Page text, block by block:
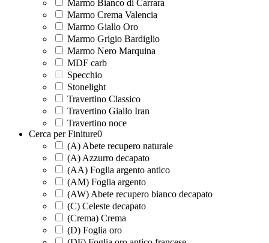
Marmo Bianco di Carrara
Marmo Crema Valencia
Marmo Giallo Oro
Marmo Grigio Bardiglio
Marmo Nero Marquina
MDF carb
Specchio
Stonelight
Travertino Classico
Travertino Giallo Iran
Travertino noce
Cerca per Finiture0
(A) Abete recupero naturale
(A) Azzurro decapato
(AA) Foglia argento antico
(AM) Foglia argento
(AW) Abete recupero bianco decapato
(C) Celeste decapato
(Crema) Crema
(D) Foglia oro